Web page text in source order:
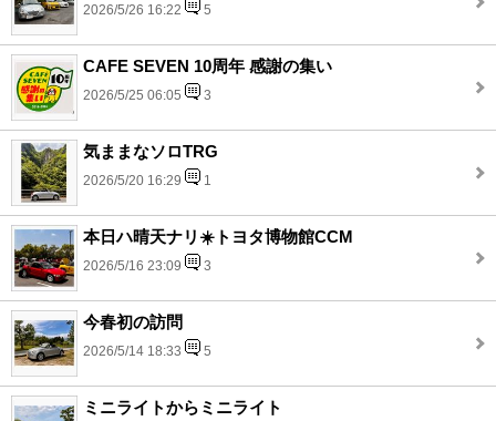
2026/5/26 16:22 5
CAFE SEVEN 10周年 感謝の集い
2026/5/25 06:05 3
気ままなソロTRG
2026/5/20 16:29 1
本日ハ晴天ナリ☀️トヨタ博物館CCM
2026/5/16 23:09 3
今春初の訪問
2026/5/14 18:33 5
ミニライトからミニライト